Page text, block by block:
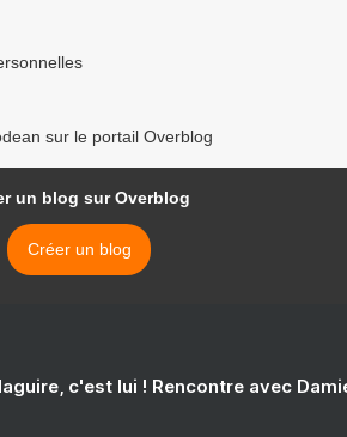
sur le portail Overblog
un blog sur Overblog
Créer un blog
c'est lui ! Rencontre avec